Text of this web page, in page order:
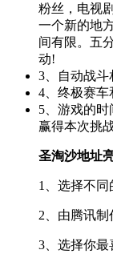
粉丝，电视
一个新的地
间有限。五
动!
3、自动战斗
4、终极赛车
5、游戏的
赢得本次挑
圣淘沙地址
1、选择不
2、由腾讯
3、选择你